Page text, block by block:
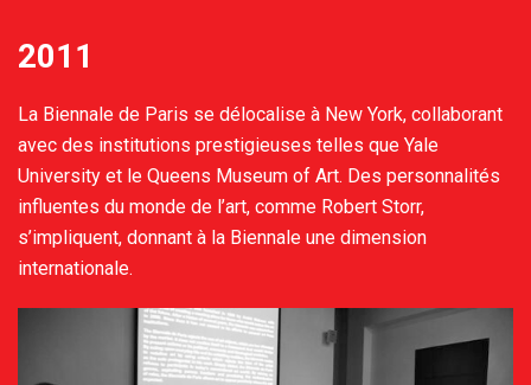
2011
La Biennale de Paris se délocalise à New York, collaborant
avec des institutions prestigieuses telles que Yale
University et le Queens Museum of Art. Des personnalités
influentes du monde de l’art, comme Robert Storr,
s’impliquent, donnant à la Biennale une dimension
internationale.